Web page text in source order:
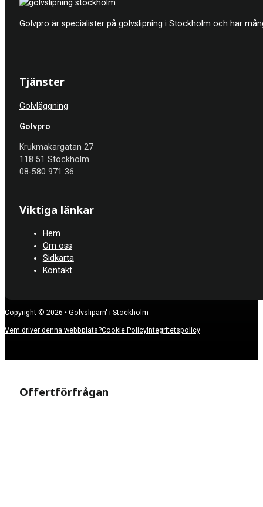
Golvpro är specialister på golvslipning i Stockholm och har
Tjänster
Golvläggning
Golvpro
Krukmakargatan 27
118 51 Stockholm
08-580 971 36
Viktiga länkar
Hem
Om oss
Sidkarta
Kontakt
Copyright © 2026 • Golvsliparn' i Stockholm
Vem driver denna webbplats?Cookie PolicyIntegritetspolicy
Offertförfrågan